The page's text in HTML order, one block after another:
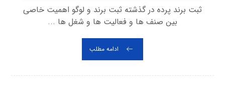
ثبت برند پرده در گذشته ثبت برند و لوگو اهمیت خاصی
بین صنف ها و فعالیت ها و شغل ها ...
ادامه مطلب